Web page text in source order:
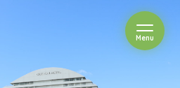
Menuを開閉